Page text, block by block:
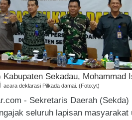
Sekadau, Mohammad
acara deklarasi Pilkada damai. (Foto:yt)
- Sekretaris Daerah (Sekda)
seluruh lapisan masyarakat